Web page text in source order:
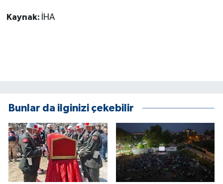
Kaynak: İHA
Bunlar da ilginizi çekebilir